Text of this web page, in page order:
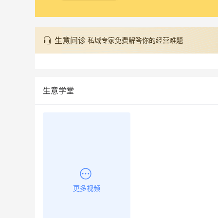
生意问诊 私域专家免费解答你的经营难题
生意学堂
更多视频